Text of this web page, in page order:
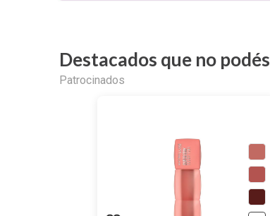
Destacados que no
Patrocinados